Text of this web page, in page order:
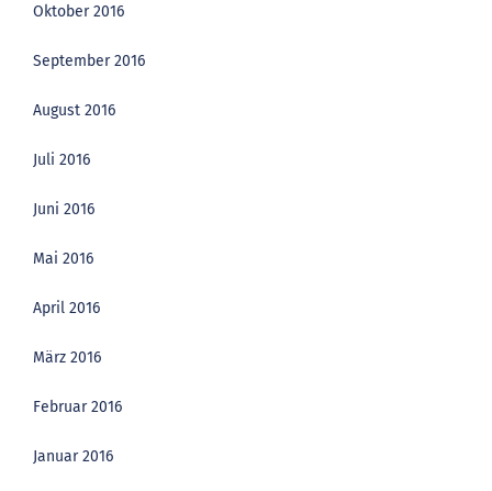
Oktober 2016
September 2016
August 2016
Juli 2016
Juni 2016
Mai 2016
April 2016
März 2016
Februar 2016
Januar 2016